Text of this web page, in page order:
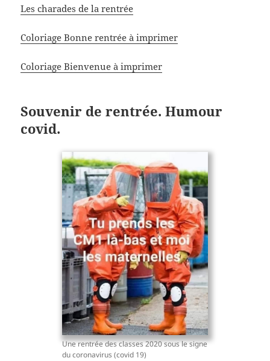
Les charades de la rentrée
Coloriage Bonne rentrée à imprimer
Coloriage Bienvenue à imprimer
Souvenir de rentrée. Humour
covid.
Une rentrée des classes 2020 sous le signe
du coronavirus (covid 19)